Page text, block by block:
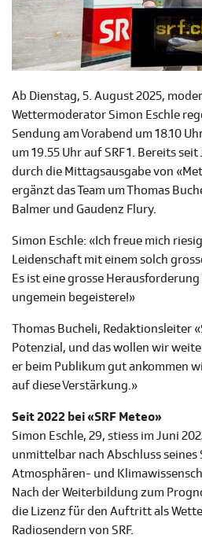
Ab Dienstag, 5. August 2025,
Wettermoderator Simon Eschle
Sendung am Vorabend um 18.10
um 19.55 Uhr auf SRF 1. Bereits
durch die Mittagsausgabe von
ergänzt das Team um Thomas
Balmer und Gaudenz Flury.
Simon Eschle: «Ich freue mich
Leidenschaft mit einem solch
Es ist eine grosse
ungemein begeistere!»
Thomas Bucheli, Redaktionsleiter
Potenzial, und das wollen wir
er beim Publikum gut ankommen
auf diese Verstärkung.»
Seit 2022 bei «SRF Meteo»
Simon Eschle, 29, stiess im Juni
unmittelbar nach Abschluss seines
Atmosphären- und
Nach der Weiterbildung zum
die Lizenz für den Auftritt als
Radiosendern von SRF.